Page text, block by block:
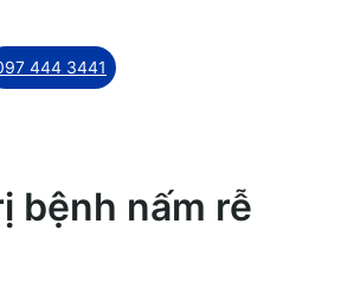
444 3441
bệnh nấm rễ